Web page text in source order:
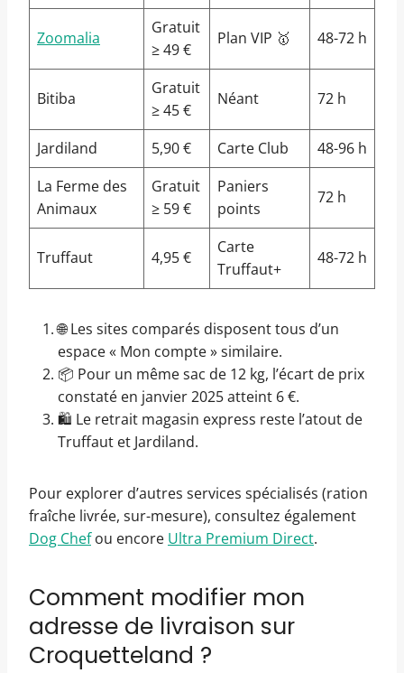
Zoomalia
Gratuit
≥ 49 €
Plan VIP 🥇 48-72 h
Bitiba
Gratuit
≥ 45 €
Néant 72 h
Jardiland 5,90 € Carte Club
48-96 h
La Ferme des
Animaux
Gratuit
≥ 59 €
Paniers
points
72 h
Truffaut 4,95 €
Carte
Truffaut+
48-72 h
🌐 Les sites comparés disposent tous d’un
espace « Mon compte » similaire.
📦 Pour un même sac de 12 kg, l’écart de prix
constaté en janvier 2025 atteint 6 €.
🛍️ Le retrait magasin express reste l’atout de
Truffaut et Jardiland.
Pour explorer d’autres services spécialisés (ration
fraîche livrée, sur-mesure), consultez également
Dog Chefou encore Ultra Premium Direct.
Comment modifier mon
adresse de livraison sur
Croquetteland ?